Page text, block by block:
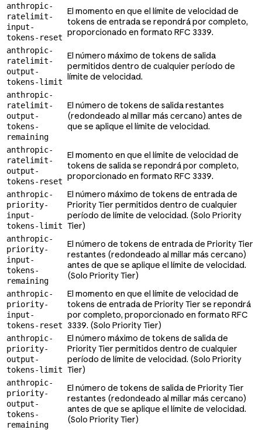
anthropic-
ratelimit-
input-
tokens-reset
El momento en que el límite de velocidad de
tokens de entrada se repondrá por completo,
proporcionado en formato RFC 3339.
anthropic-
ratelimit-
output-
tokens-limit
El número máximo de tokens de salida
permitidos dentro de cualquier período de
límite de velocidad.
anthropic-
ratelimit-
output-
tokens-
remaining
El número de tokens de salida restantes
(redondeado al millar más cercano) antes de
que se aplique el límite de velocidad.
anthropic-
ratelimit-
output-
tokens-reset
El momento en que el límite de velocidad de
tokens de salida se repondrá por completo,
proporcionado en formato RFC 3339.
anthropic-
priority-
input-
tokens-limit
El número máximo de tokens de entrada de
Priority Tier permitidos dentro de cualquier
período de límite de velocidad. (Solo Priority
Tier)
anthropic-
priority-
input-
tokens-
remaining
El número de tokens de entrada de Priority Tier
restantes (redondeado al millar más cercano)
antes de que se aplique el límite de velocidad.
(Solo Priority Tier)
anthropic-
priority-
input-
tokens-reset
El momento en que el límite de velocidad de
tokens de entrada de Priority Tier se repondrá
por completo, proporcionado en formato RFC
3339. (Solo Priority Tier)
anthropic-
priority-
output-
tokens-limit
El número máximo de tokens de salida de
Priority Tier permitidos dentro de cualquier
período de límite de velocidad. (Solo Priority
Tier)
anthropic-
priority-
output-
tokens-
remaining
El número de tokens de salida de Priority Tier
restantes (redondeado al millar más cercano)
antes de que se aplique el límite de velocidad.
(Solo Priority Tier)